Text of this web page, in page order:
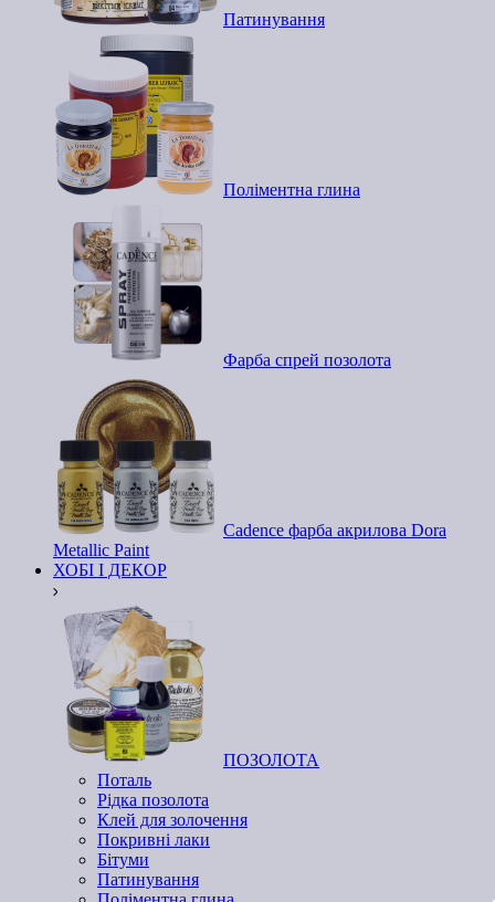
Патинування
Поліментна глина
Фарба спрей позолота
Cadence фарба акрилова Dora
Metallic Paint
ХОБІ І ДЕКОР
ПОЗОЛОТА
Поталь
Рідка позолота
Клей для золочення
Покривні лаки
Бітуми
Патинування